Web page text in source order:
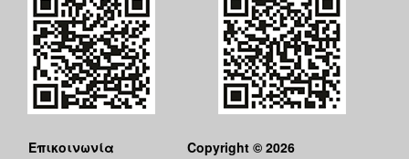
Επικοινωνία Copyright © 2026